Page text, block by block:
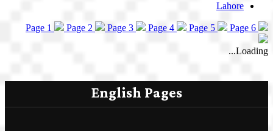
Lahore
Page 1 Page 2 Page 3 Page 4 Page 5 Page 6
Loading...
English Pages